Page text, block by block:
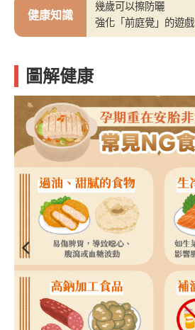
健康知識
幾歲可以擦防曬
強化「前庭覺」的遊戲
圖解健康